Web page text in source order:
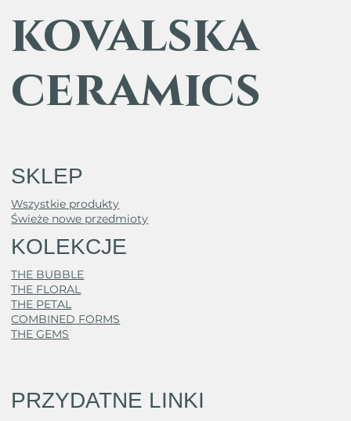
kovalska
ceramics
SKLEP
Wszystkie produkty
Świeże nowe przedmioty
KOLEKCJE
THE BUBBLE
THE FLORAL
THE PETAL
COMBINED FORMS
THE GEMS
PRZYDATNE LINKI